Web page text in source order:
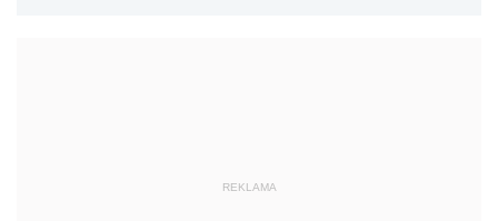
REKLAMA